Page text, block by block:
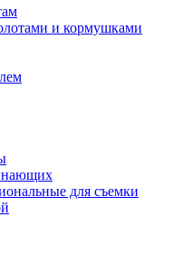
и кормушками
для съемки